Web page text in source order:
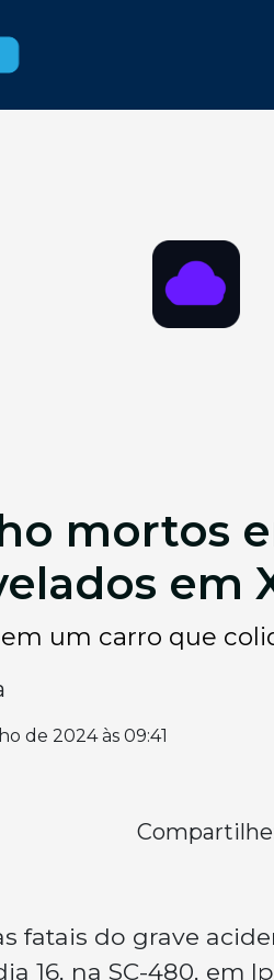
mortos
em
em um carro que
de 2024 às 09:41
fatais do grave
16, na SC-480, em